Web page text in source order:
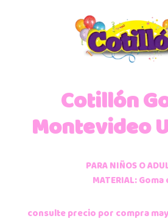
Cotillón
Montevideo
PARA NIÑOS O
MATERIAL: Goma
consulte precio por compra